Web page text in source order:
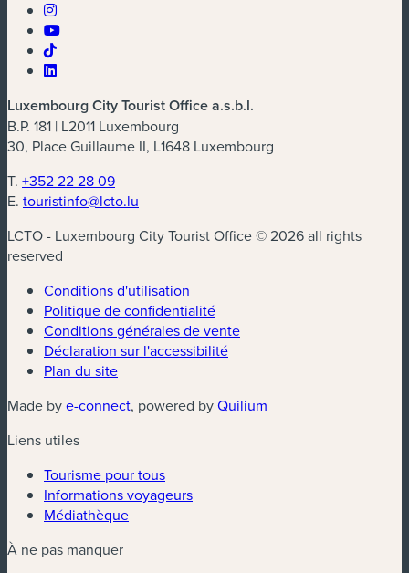
Luxembourg City Tourist Office a.s.b.l.
B.P. 181 | L2011 Luxembourg
30, Place Guillaume II, L1648 Luxembourg
T. +352 22 28 09
E. touristinfo@lcto.lu
LCTO - Luxembourg City Tourist Office © 2026 all rights
reserved
Conditions d'utilisation
Politique de confidentialité
Conditions générales de vente
Déclaration sur l'accessibilité
Plan du site
Made bye-connect(nouvelle fenêtre)
, powered byQuilium
Liens utiles
Tourisme pour tous
Informations voyageurs
Médiathèque
À ne pas manquer